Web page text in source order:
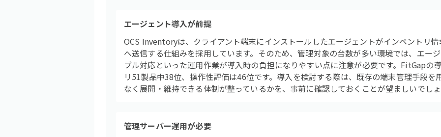
エージェント導入が前提
OCS Inventoryは、クライアント端末にインストールしたエージェントがインベントリ
へ送信する仕組みを採用しています。そのため、管理対象の台数が多い環境では、エー
ブル対応といった運用作業が導入時の負担になりやすい点に注意が必要です。FitGapの
リ51製品中38位、操作性評価は46位です。導入を検討する際は、既存の端末管理手段を
なく展開・維持できる体制が整っているかを、事前に確認しておくことが望ましいでしょ
管理サーバー運用が必要